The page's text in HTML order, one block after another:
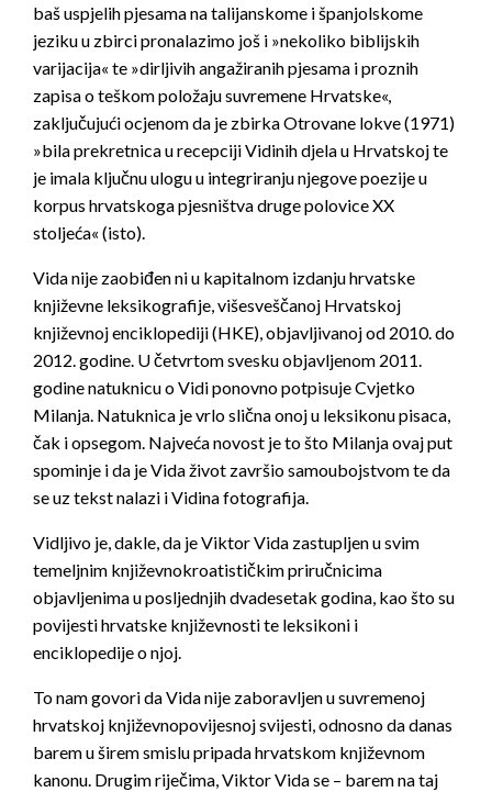
baš uspjelih pjesama na talijanskome i španjolskome
jeziku u zbirci pronalazimo još i »nekoliko biblijskih
varijacija« te »dirljivih angažiranih pjesama i proznih
zapisa o teškom položaju suvremene Hrvatske«,
zaključujući ocjenom da je zbirkaOtrovane lokve(1971)
»bila prekretnica u recepciji Vidinih djela u Hrvatskoj te
je imala ključnu ulogu u integriranju njegove poezije u
korpus hrvatskoga pjesništva druge polovice XX
stoljeća« (isto).
Vida nije zaobiđen ni u kapitalnom izdanju hrvatske
književne leksikografije, višesveščanoj Hrvatskoj
književnoj enciklopediji(HKE),objavljivanoj od 2010. do
2012. godine. U četvrtom svesku objavljenom 2011.
godine natuknicu o Vidi ponovno potpisuje Cvjetko
Milanja. Natuknica je vrlo slična onoj u leksikonu pisaca,
čak i opsegom. Najveća novost je to što Milanja ovaj put
spominje i da je Vida život završio samoubojstvom te da
se uz tekst nalazi i Vidina fotografija.
Vidljivo je, dakle, da je Viktor Vida zastupljen u svim
temeljnim književnokroatističkim priručnicima
objavljenima u posljednjih dvadesetak godina, kao što su
povijesti hrvatske književnosti te leksikoni i
enciklopedije o njoj.
To nam govori da Vida nije zaboravljen u suvremenoj
hrvatskoj književnopovijesnoj svijesti, odnosno da danas
barem u širem smislu pripada hrvatskom književnom
kanonu. Drugim riječima, Viktor Vida se – barem na taj